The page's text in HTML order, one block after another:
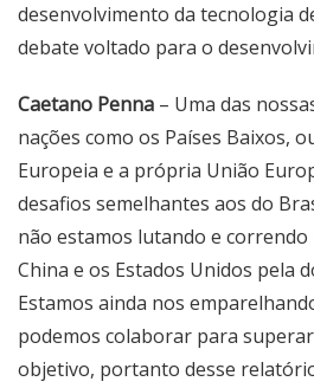
desenvolvimento da tecnologia
debate voltado para o
Caetano Penna – Uma das
nações como os Países Baixos,
Europeia e a própria União
desafios semelhantes aos do
não estamos lutando e
China e os Estados Unidos pela
Estamos ainda nos
podemos colaborar para
objetivo, portanto desse